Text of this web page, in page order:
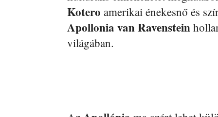
Kotero amerikai énekesnő és
Apollonia van Ravenstein
világában.